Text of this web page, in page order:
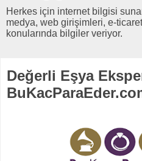
Herkes için internet bilgisi
medya, web girişimleri, e-
konularında bilgiler veriyor.
Değerli Eşya